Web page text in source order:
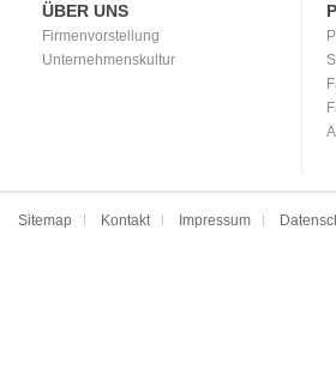
ÜBER UNS
Firmenvorstellung
Unternehmenskultur
Sitemap Kontakt Impressum